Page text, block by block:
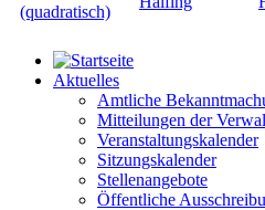
Aktuelles
Amtliche
Mitteilungen der
Veranstaltungskalender
Sitzungskalender
Stellenangebote
Öffentliche